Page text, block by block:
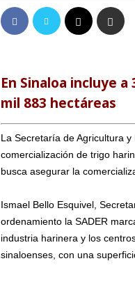
En Sinaloa incluye
mil 883 hectáreas
La Secretaría de Agricultura
comercialización de trigo
busca asegurar la
Ismael Bello Esquivel,
ordenamiento la SADER
industria harinera y los
sinaloenses, con una